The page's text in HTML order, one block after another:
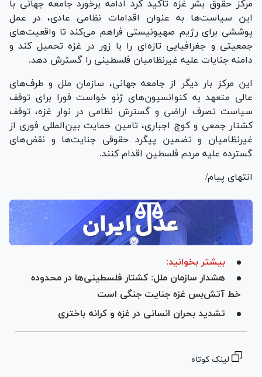
مرکز حقوق بشر غزه تاکید کرد ادامه برخورد جامعه جهانی با
این سیاست‌ها به‌ عنوان اقدامات نظامی عادی، در عمل
پوششی برای رژیم صهیونیستی فراهم می‌کند تا واقعیت‌های
جمعیتی و جغرافیایی تازه‌ای را با زور در غزه تحمیل کند و
دامنه جنایات علیه غیرنظامیان فلسطینی را گسترش دهد.
این مرکز بار دیگر از جامعه جهانی، سازمان ملل و طرف‌های
عالی متعهد به کنوانسیون‌های ژنو خواست فورا برای توقف
سیاست تصرف اراضی و گسترش نظامی در نوار غزه، توقف
کشتار جمعی و کوچ اجباری، تامین حمایت بین‌المللی فوری از
غیرنظامیان و تضمین پیگرد حقوقی جنایت‌ها و نقض‌های
گسترده علیه مردم فلسطین اقدام کنند.
انتهای پیام/
بیشتر بخوانید:
هشدار سازمان ملل: کشتار فلسطینی‌ها در محدوده
خط آتش‌بس غزه جنایت جنگی است
تشدید بحران انسانی در غزه و کرانه باختری
لینک کوتاه